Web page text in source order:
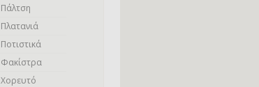
Πάλτση
Πλατανιά
Ποτιστικά
Φακίστρα
Χορευτό